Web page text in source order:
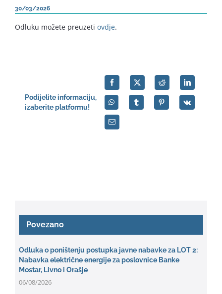
30/03/2026
Odluku možete preuzeti ovdje.
Podijelite informaciju,
izaberite platformu!
Povezano
Odluka o poništenju postupka javne nabavke za LOT 2:
Nabavka električne energije za poslovnice Banke
Mostar, Livno i Orašje
06/08/2026